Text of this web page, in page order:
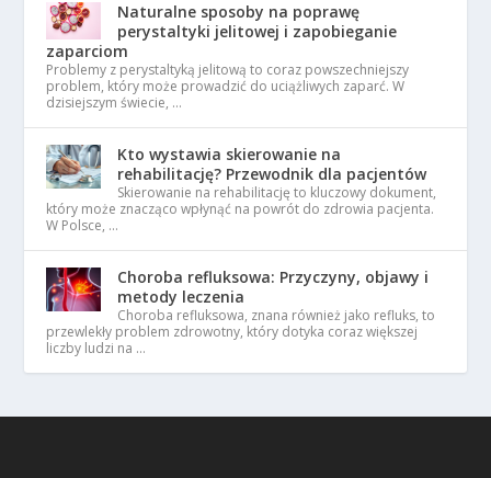
Naturalne sposoby na poprawę
perystaltyki jelitowej i zapobieganie
zaparciom
Problemy z perystaltyką jelitową to coraz powszechniejszy
problem, który może prowadzić do uciążliwych zaparć. W
dzisiejszym świecie, …
Kto wystawia skierowanie na
rehabilitację? Przewodnik dla pacjentów
Skierowanie na rehabilitację to kluczowy dokument,
który może znacząco wpłynąć na powrót do zdrowia pacjenta.
W Polsce, …
Choroba refluksowa: Przyczyny, objawy i
metody leczenia
Choroba refluksowa, znana również jako refluks, to
przewlekły problem zdrowotny, który dotyka coraz większej
liczby ludzi na …